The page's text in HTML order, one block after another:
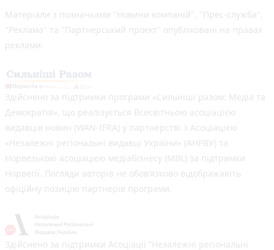
Матеріали з позначками "Новини компаній", "Прес-служба",
"Реклама" та "Партнерський проєкт" опубліковані на правах
реклами.
Здійснено за підтримки програми «Сильніші разом: Медіа та
Демократія», що реалізується Всесвітньою асоціацією
видавців новин (WAN-IFRA) у партнерстві з Асоціацією
«Незалежні регіональні видавці України» (АНРВУ) та
Норвезькою асоціацією медіабізнесу (MBL) за підтримки
Норвегії. Погляди авторів не обов’язково відображають
офіційну позицію партнерів програми.
Здійснено за підтримки Асоціації “Незалежні регіональні